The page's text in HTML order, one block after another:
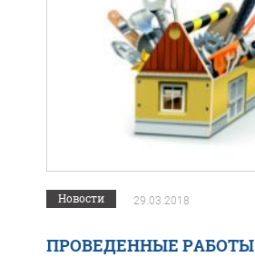
Новости 29.03.2018
ПРОВЕДЕННЫЕ РАБОТЫ